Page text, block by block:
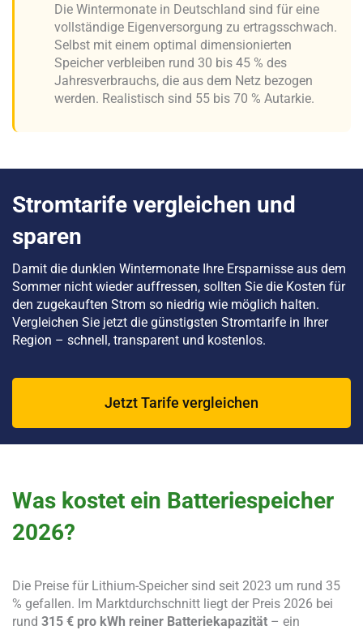
Die Wintermonate in Deutschland sind für eine
vollständige Eigenversorgung zu ertragsschwach.
Selbst mit einem optimal dimensionierten
Speicher verbleiben rund 30 bis 45 % des
Jahresverbrauchs, die aus dem Netz bezogen
werden. Realistisch sind 55 bis 70 % Autarkie.
Stromtarife vergleichen und
sparen
Damit die dunklen Wintermonate Ihre Ersparnisse aus dem
Sommer nicht wieder auffressen, sollten Sie die Kosten für
den zugekauften Strom so niedrig wie möglich halten.
Vergleichen Sie jetzt die günstigsten Stromtarife in Ihrer
Region – schnell, transparent und kostenlos.
Jetzt Tarife vergleichen
Was kostet ein Batteriespeicher
2026?
Die Preise für Lithium-Speicher sind seit 2023 um rund 35
% gefallen. Im Marktdurchschnitt liegt der Preis 2026 bei
rund 315 € pro kWh reiner Batteriekapazität – ein